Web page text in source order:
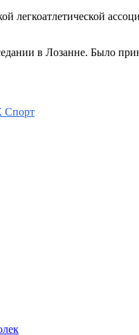
в Лозанне. Было
Спорт